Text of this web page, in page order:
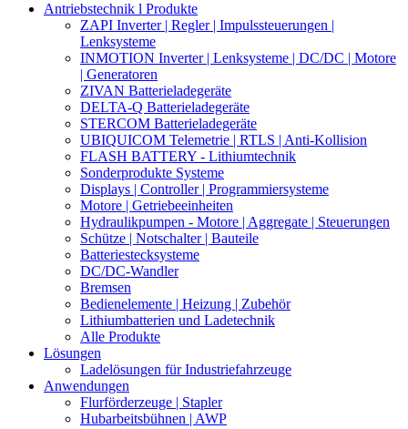
Antriebstechnik l Produkte
ZAPI Inverter | Regler | Impulssteuerungen |
Lenksysteme
INMOTION Inverter | Lenksysteme | DC/DC | Motore
| Generatoren
ZIVAN Batterieladegeräte
DELTA-Q Batterieladegeräte
STERCOM Batterieladegeräte
UBIQUICOM Telemetrie | RTLS | Anti-Kollision
FLASH BATTERY - Lithiumtechnik
Sonderprodukte Systeme
Displays | Controller | Programmiersysteme
Motore | Getriebeeinheiten
Hydraulikpumpen - Motore | Aggregate | Steuerungen
Schütze | Notschalter | Bauteile
Batteriestecksysteme
DC/DC-Wandler
Bremsen
Bedienelemente | Heizung | Zubehör
Lithiumbatterien und Ladetechnik
Alle Produkte
Lösungen
Ladelösungen für Industriefahrzeuge
Anwendungen
Flurförderzeuge | Stapler
Hubarbeitsbühnen | AWP